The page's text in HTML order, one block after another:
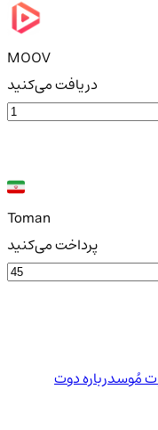
MOOV
دریافت می‌کنید
Toman
پرداخت می‌کنید
مُوسدرباره دوت